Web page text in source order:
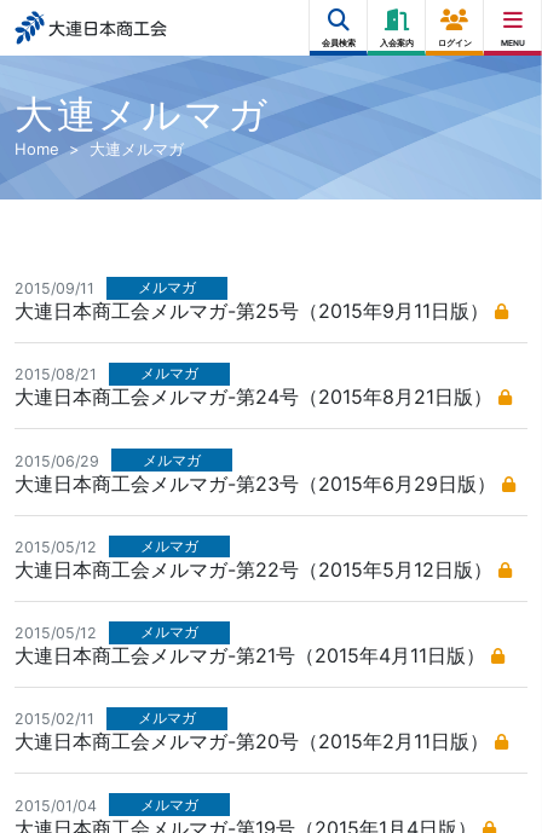
大連日本商工会
会員検索 入会案内 ログイン MENU
大連メルマガ
Home 大連メルマガ
2015/09/11 メルマガ
大連日本商工会メルマガ-第25号（2015年9月11日版）
2015/08/21 メルマガ
大連日本商工会メルマガ-第24号（2015年8月21日版）
2015/06/29 メルマガ
大連日本商工会メルマガ-第23号（2015年6月29日版）
2015/05/12 メルマガ
大連日本商工会メルマガ-第22号（2015年5月12日版）
2015/05/12 メルマガ
大連日本商工会メルマガ-第21号（2015年4月11日版）
2015/02/11 メルマガ
大連日本商工会メルマガ-第20号（2015年2月11日版）
2015/01/04 メルマガ
大連日本商工会メルマガ-第19号（2015年1月4日版）